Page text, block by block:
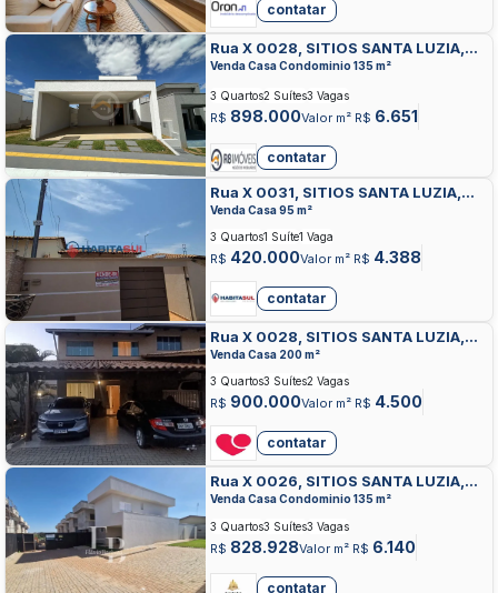
contatar
Rua X 0028, SITIOS SANTA LUZIA,
APARECIDA DE GOIANIA
Venda Casa Condominio 135 m²
R$ 898.000Valor m² R$ 6.651
3 Quartos2 Suítes3 Vagas
contatar
Rua X 0031, SITIOS SANTA LUZIA,
APARECIDA DE GOIANIA
Venda Casa 95 m²
R$ 420.000Valor m² R$ 4.388
3 Quartos1 Suíte1 Vaga
contatar
Rua X 0028, SITIOS SANTA LUZIA,
APARECIDA DE GOIANIA
Venda Casa 200 m²
R$ 900.000Valor m² R$ 4.500
3 Quartos3 Suítes2 Vagas
contatar
Rua X 0026, SITIOS SANTA LUZIA,
APARECIDA DE GOIANIA
Venda Casa Condominio 135 m²
R$ 828.928Valor m² R$ 6.140
3 Quartos3 Suítes3 Vagas
contatar